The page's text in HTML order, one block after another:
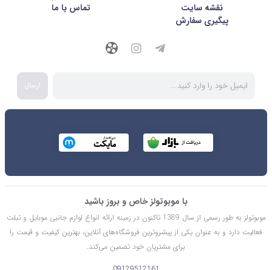
نقشه سایت
تماس با ما
پیگیری سفارش
ارسال
با موبوتولز خاص و بروز باشید
موبوتولز به طور رسمی از سال 1389 تاکنون در زمینه ارائه انواع لوازم جانبی موبایل و تبلت
فعالیت دارد و به عنوان یکی از پیشروترین فروشگاه‌های آنلاین، بهترین کیفیت و قیمت را
برای مشتریان خود تضمین می‌کند.